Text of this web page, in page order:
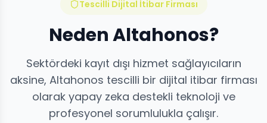
Tescilli Dijital İtibar Firması
Neden Altahonos?
Sektördeki kayıt dışı hizmet sağlayıcıların
aksine, Altahonos tescilli bir dijital itibar firması
olarak yapay zeka destekli teknoloji ve
profesyonel sorumlulukla çalışır.